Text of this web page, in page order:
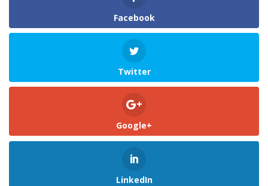
Facebook
Twitter
Google+
LinkedIn